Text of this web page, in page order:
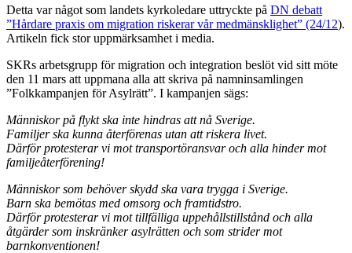
Detta var något som landets kyrkoledare uttryckte på DN debatt
”Hårdare praxis om migration riskerar vår medmänsklighet” (24/12).
Artikeln fick stor uppmärksamhet i media.
SKRs arbetsgrupp för migration och integration beslöt vid sitt möte
den 11 mars att uppmana alla att skriva på namninsamlingen
”Folkkampanjen för Asylrätt”. I kampanjen sägs:
Människor på flykt ska inte hindras att nå Sverige.
Familjer ska kunna återförenas utan att riskera livet.
Därför protesterar vi mot transportöransvar och alla hinder mot
familjeåterförening!
Människor som behöver skydd ska vara trygga i Sverige.
Barn ska bemötas med omsorg och framtidstro.
Därför protesterar vi mot tillfälliga uppehållstillstånd och alla
åtgärder som inskränker asylrätten och som strider mot
barnkonventionen!